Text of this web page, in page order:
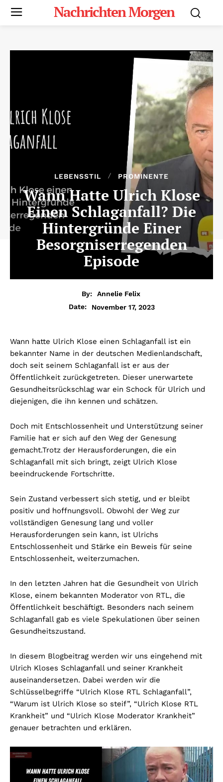
Nachrichten Morgen
LEBENSSTIL PROMINENTE
Wann Hatte Ulrich Klose
Einen Schlaganfall? Die
Hintergründe Einer
Besorgniserregenden
Episode
By:
Annelie Felix
Date:
November 17, 2023
Wann hatte Ulrich Klose einen Schlaganfall ist ein
bekannter Name in der deutschen Medienlandschaft,
doch seit seinem Schlaganfall ist er aus der
Öffentlichkeit zurückgetreten. Dieser unerwartete
Gesundheitsrückschlag war ein Schock für Ulrich und
diejenigen, die ihn kennen und schätzen.
Doch mit Entschlossenheit und Unterstützung seiner
Familie hat er sich auf den Weg der Genesung
gemacht.Trotz der Herausforderungen, die ein
Schlaganfall mit sich bringt, zeigt Ulrich Klose
beeindruckende Fortschritte.
Sein Zustand verbessert sich stetig, und er bleibt
positiv und hoffnungsvoll. Obwohl der Weg zur
vollständigen Genesung lang und voller
Herausforderungen sein kann, ist Ulrichs
Entschlossenheit und Stärke ein Beweis für seine
Entschlossenheit, weiterzumachen.
In den letzten Jahren hat die Gesundheit von Ulrich
Klose, einem bekannten Moderator von RTL, die
Öffentlichkeit beschäftigt. Besonders nach seinem
Schlaganfall gab es viele Spekulationen über seinen
Gesundheitszustand.
In diesem Blogbeitrag werden wir uns eingehend mit
Ulrich Kloses Schlaganfall und seiner Krankheit
auseinandersetzen. Dabei werden wir die
Schlüsselbegriffe “Ulrich Klose RTL Schlaganfall”,
“Warum ist Ulrich Klose so steif”, “Ulrich Klose RTL
Krankheit” und “Ulrich Klose Moderator Krankheit”
genauer betrachten und erklären.